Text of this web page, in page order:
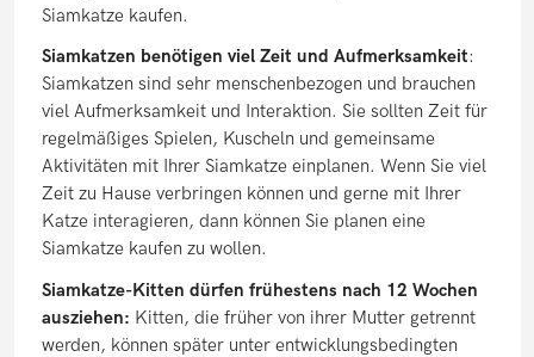
Siamkatze kaufen.
Siamkatzen benötigen viel Zeit und Aufmerksamkeit:
Siamkatzen sind sehr menschenbezogen und brauchen
viel Aufmerksamkeit und Interaktion. Sie sollten Zeit für
regelmäßiges Spielen, Kuscheln und gemeinsame
Aktivitäten mit Ihrer Siamkatze einplanen. Wenn Sie viel
Zeit zu Hause verbringen können und gerne mit Ihrer
Katze interagieren, dann können Sie planen eine
Siamkatze kaufen zu wollen.
Siamkatze-Kitten dürfen frühestens nach 12 Wochen
ausziehen: Kitten, die früher von ihrer Mutter getrennt
werden, können später unter entwicklungsbedingten